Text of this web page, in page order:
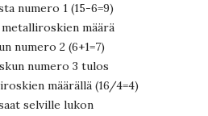
numero 1 (15-6=9)
metalliroskien määrä
numero 2 (6+1=7)
numero 3 tulos
määrällä (16/4=4)
selville lukon